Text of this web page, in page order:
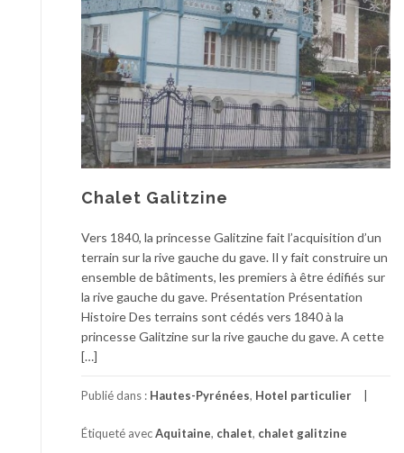
Chalet Galitzine
Vers 1840, la princesse Galitzine fait l’acquisition d’un
terrain sur la rive gauche du gave. Il y fait construire un
ensemble de bâtiments, les premiers à être édifiés sur
la rive gauche du gave. Présentation Présentation
Histoire Des terrains sont cédés vers 1840 à la
princesse Galitzine sur la rive gauche du gave. A cette
[…]
Publié dans : Hautes-Pyrénées, Hotel particulier
Étiqueté avecAquitaine, chalet, chalet galitzine